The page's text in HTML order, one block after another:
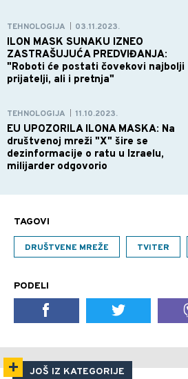
TEHNOLOGIJA 03.11.2023.
ILON MASK SUNAKU IZNEO
ZASTRAŠUJUĆA PREDVIĐANJA:
"Roboti će postati čovekovi najbolji
prijatelji, ali i pretnja"
TEHNOLOGIJA 11.10.2023.
EU UPOZORILA ILONA MASKA: Na
društvenoj mreži "X" šire se
dezinformacije o ratu u Izraelu,
milijarder odgovorio
TAGOVI
DRUŠTVENE MREŽE TVITER
PODELI
JOŠ IZ KATEGORIJE